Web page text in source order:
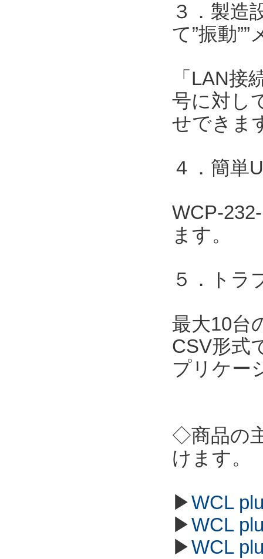
３．製造
て”振動
「LAN
号に対し
せできま
４．簡単
WCP-
ます。
５．トラ
最大10台
CSV形式
プリケー
◇商品の
けます。
▶WCL
▶WCL
▶WCL